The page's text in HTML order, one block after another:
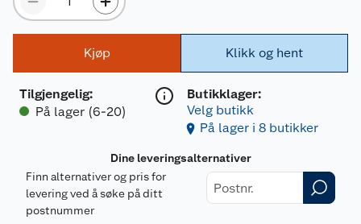
Kjøp
Tilgjengelig:
På lager (6-20)
Klikk og hent
Butikklager:
Velg butikk
På lager i 8 butikker
Dine leveringsalternativer
Finn alternativer og pris for
levering ved å søke på ditt
postnummer